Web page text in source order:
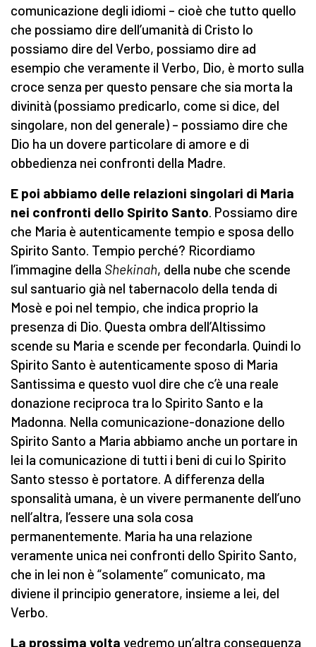
comunicazione degli idiomi – cioè che tutto quello
che possiamo dire dell’umanità di Cristo lo
possiamo dire del Verbo, possiamo dire ad
esempio che veramente il Verbo, Dio, è morto sulla
croce senza per questo pensare che sia morta la
divinità (possiamo predicarlo, come si dice, del
singolare, non del generale) – possiamo dire che
Dio ha un dovere particolare di amore e di
obbedienza nei confronti della Madre.
E poi abbiamo delle relazioni singolari di Maria
nei confronti dello Spirito Santo. Possiamo dire
che Maria è autenticamente tempio e sposa dello
Spirito Santo. Tempio perché? Ricordiamo
l’immagine della Shekinah, della nube che scende
sul santuario già nel tabernacolo della tenda di
Mosè e poi nel tempio, che indica proprio la
presenza di Dio. Questa ombra dell’Altissimo
scende su Maria e scende per fecondarla. Quindi lo
Spirito Santo è autenticamente sposo di Maria
Santissima e questo vuol dire che c’è una reale
donazione reciproca tra lo Spirito Santo e la
Madonna. Nella comunicazione-donazione dello
Spirito Santo a Maria abbiamo anche un portare in
lei la comunicazione di tutti i beni di cui lo Spirito
Santo stesso è portatore. A differenza della
sponsalità umana, è un vivere permanente dell’uno
nell’altra, l’essere una sola cosa
permanentemente. Maria ha una relazione
veramente unica nei confronti dello Spirito Santo,
che in lei non è “solamente” comunicato, ma
diviene il principio generatore, insieme a lei, del
Verbo.
La prossima volta vedremo un’altra conseguenza